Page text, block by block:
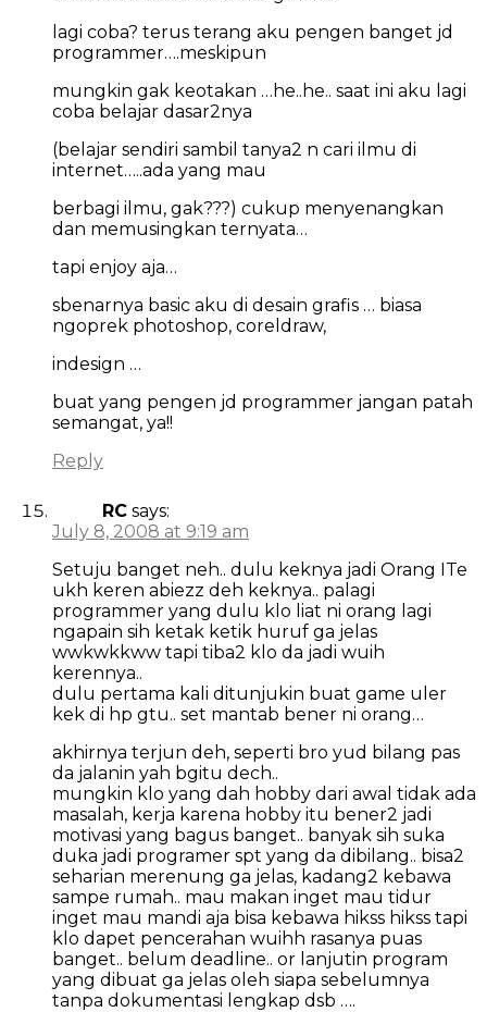
lagi coba? terus terang aku pengen banget jd
programmer….meskipun
mungkin gak keotakan …he..he.. saat ini aku lagi
coba belajar dasar2nya
(belajar sendiri sambil tanya2 n cari ilmu di
internet…..ada yang mau
berbagi ilmu, gak???) cukup menyenangkan
dan memusingkan ternyata…
tapi enjoy aja…
sbenarnya basic aku di desain grafis … biasa
ngoprek photoshop, coreldraw,
indesign …
buat yang pengen jd programmer jangan patah
semangat, ya!!
Reply
RC says:
July 8, 2008 at 9:19 am
Setuju banget neh.. dulu keknya jadi Orang ITe
ukh keren abiezz deh keknya.. palagi
programmer yang dulu klo liat ni orang lagi
ngapain sih ketak ketik huruf ga jelas
wwkwkkww tapi tiba2 klo da jadi wuih
kerennya..
dulu pertama kali ditunjukin buat game uler
kek di hp gtu.. set mantab bener ni orang…
akhirnya terjun deh, seperti bro yud bilang pas
da jalanin yah bgitu dech..
mungkin klo yang dah hobby dari awal tidak ada
masalah, kerja karena hobby itu bener2 jadi
motivasi yang bagus banget.. banyak sih suka
duka jadi programer spt yang da dibilang.. bisa2
seharian merenung ga jelas, kadang2 kebawa
sampe rumah.. mau makan inget mau tidur
inget mau mandi aja bisa kebawa hikss hikss tapi
klo dapet pencerahan wuihh rasanya puas
banget.. belum deadline.. or lanjutin program
yang dibuat ga jelas oleh siapa sebelumnya
tanpa dokumentasi lengkap dsb ….